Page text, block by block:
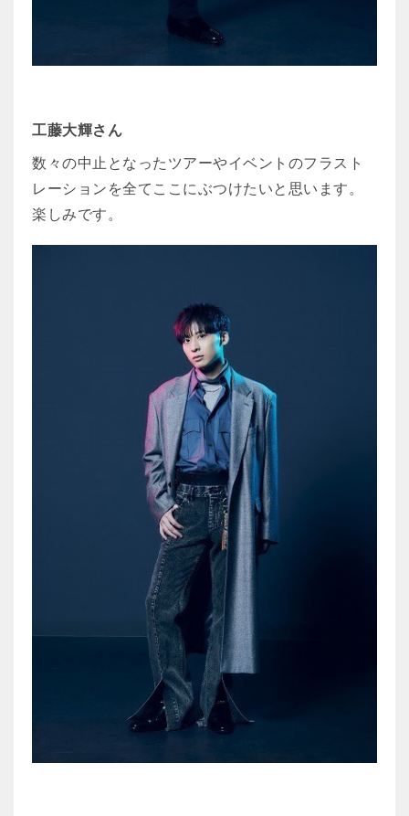
工藤大輝さん
数々の中止となったツアーやイベントのフラスト
レーションを全てここにぶつけたいと思います。
楽しみです。